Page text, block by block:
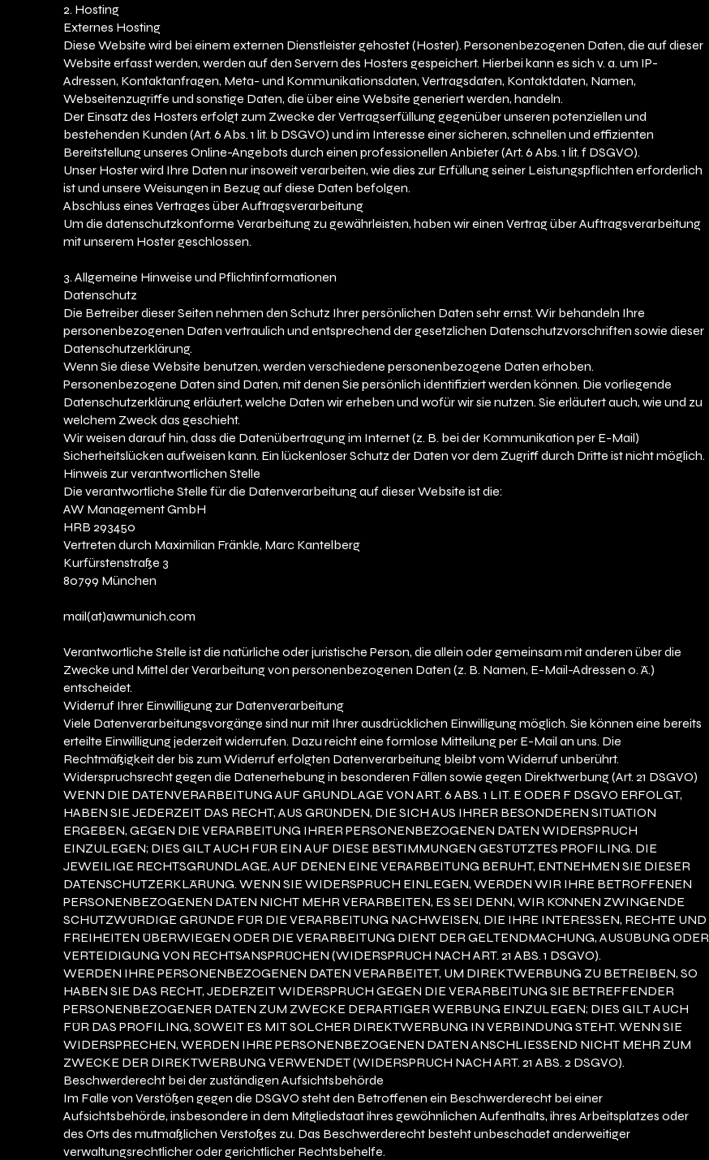
2. Hosting
Externes Hosting
Diese Website wird bei einem externen Dienstleister gehostet (Hoster). Personenbezogenen Daten, die auf dieser
Website erfasst werden, werden auf den Servern des Hosters gespeichert. Hierbei kann es sich v. a. um IP-
Adressen, Kontaktanfragen, Meta- und Kommunikationsdaten, Vertragsdaten, Kontaktdaten, Namen,
Webseitenzugriffe und sonstige Daten, die über eine Website generiert werden, handeln.
Der Einsatz des Hosters erfolgt zum Zwecke der Vertragserfüllung gegenüber unseren potenziellen und
bestehenden Kunden (Art. 6 Abs. 1 lit. b DSGVO) und im Interesse einer sicheren, schnellen und effizienten
Bereitstellung unseres Online-Angebots durch einen professionellen Anbieter (Art. 6 Abs. 1 lit. f DSGVO).
Unser Hoster wird Ihre Daten nur insoweit verarbeiten, wie dies zur Erfüllung seiner Leistungspflichten erforderlich
ist und unsere Weisungen in Bezug auf diese Daten befolgen.
Abschluss eines Vertrages über Auftragsverarbeitung
Um die datenschutzkonforme Verarbeitung zu gewährleisten, haben wir einen Vertrag über Auftragsverarbeitung
mit unserem Hoster geschlossen.
3. Allgemeine Hinweise und Pflichtinformationen
Datenschutz
Die Betreiber dieser Seiten nehmen den Schutz Ihrer persönlichen Daten sehr ernst. Wir behandeln Ihre
personenbezogenen Daten vertraulich und entsprechend der gesetzlichen Datenschutzvorschriften sowie dieser
Datenschutzerklärung.
Wenn Sie diese Website benutzen, werden verschiedene personenbezogene Daten erhoben.
Personenbezogene Daten sind Daten, mit denen Sie persönlich identifiziert werden können. Die vorliegende
Datenschutzerklärung erläutert, welche Daten wir erheben und wofür wir sie nutzen. Sie erläutert auch, wie und zu
welchem Zweck das geschieht.
Wir weisen darauf hin, dass die Datenübertragung im Internet (z. B. bei der Kommunikation per E-Mail)
Sicherheitslücken aufweisen kann. Ein lückenloser Schutz der Daten vor dem Zugriff durch Dritte ist nicht möglich.
Hinweis zur verantwortlichen Stelle
Die verantwortliche Stelle für die Datenverarbeitung auf dieser Website ist die:
​AW Management GmbH
HRB 293450
Vertreten durch Maximilian Fränkle, Marc Kantelberg
Kurfürstenstraße 3
80799 München
mail(at)awmunich.com
Verantwortliche Stelle ist die natürliche oder juristische Person, die allein oder gemeinsam mit anderen über die
Zwecke und Mittel der Verarbeitung von personenbezogenen Daten (z. B. Namen, E-Mail-Adressen o. Ä.)
entscheidet.
Widerruf Ihrer Einwilligung zur Datenverarbeitung
Viele Datenverarbeitungsvorgänge sind nur mit Ihrer ausdrücklichen Einwilligung möglich. Sie können eine bereits
erteilte Einwilligung jederzeit widerrufen. Dazu reicht eine formlose Mitteilung per E-Mail an uns. Die
Rechtmäßigkeit der bis zum Widerruf erfolgten Datenverarbeitung bleibt vom Widerruf unberührt.
Widerspruchsrecht gegen die Datenerhebung in besonderen Fällen sowie gegen Direktwerbung (Art. 21 DSGVO)
WENN DIE DATENVERARBEITUNG AUF GRUNDLAGE VON ART. 6 ABS. 1 LIT. E ODER F DSGVO ERFOLGT,
HABEN SIE JEDERZEIT DAS RECHT, AUS GRÜNDEN, DIE SICH AUS IHRER BESONDEREN SITUATION
ERGEBEN, GEGEN DIE VERARBEITUNG IHRER PERSONENBEZOGENEN DATEN WIDERSPRUCH
EINZULEGEN; DIES GILT AUCH FÜR EIN AUF DIESE BESTIMMUNGEN GESTÜTZTES PROFILING. DIE
JEWEILIGE RECHTSGRUNDLAGE, AUF DENEN EINE VERARBEITUNG BERUHT, ENTNEHMEN SIE DIESER
DATENSCHUTZERKLÄRUNG. WENN SIE WIDERSPRUCH EINLEGEN, WERDEN WIR IHRE BETROFFENEN
PERSONENBEZOGENEN DATEN NICHT MEHR VERARBEITEN, ES SEI DENN, WIR KÖNNEN ZWINGENDE
SCHUTZWÜRDIGE GRÜNDE FÜR DIE VERARBEITUNG NACHWEISEN, DIE IHRE INTERESSEN, RECHTE UND
FREIHEITEN ÜBERWIEGEN ODER DIE VERARBEITUNG DIENT DER GELTENDMACHUNG, AUSÜBUNG ODER
VERTEIDIGUNG VON RECHTSANSPRÜCHEN (WIDERSPRUCH NACH ART. 21 ABS. 1 DSGVO).
WERDEN IHRE PERSONENBEZOGENEN DATEN VERARBEITET, UM DIREKTWERBUNG ZU BETREIBEN, SO
HABEN SIE DAS RECHT, JEDERZEIT WIDERSPRUCH GEGEN DIE VERARBEITUNG SIE BETREFFENDER
PERSONENBEZOGENER DATEN ZUM ZWECKE DERARTIGER WERBUNG EINZULEGEN; DIES GILT AUCH
FÜR DAS PROFILING, SOWEIT ES MIT SOLCHER DIREKTWERBUNG IN VERBINDUNG STEHT. WENN SIE
WIDERSPRECHEN, WERDEN IHRE PERSONENBEZOGENEN DATEN ANSCHLIESSEND NICHT MEHR ZUM
ZWECKE DER DIREKTWERBUNG VERWENDET (WIDERSPRUCH NACH ART. 21 ABS. 2 DSGVO).
Beschwerderecht bei der zuständigen Aufsichtsbehörde
Im Falle von Verstößen gegen die DSGVO steht den Betroffenen ein Beschwerderecht bei einer
Aufsichtsbehörde, insbesondere in dem Mitgliedstaat ihres gewöhnlichen Aufenthalts, ihres Arbeitsplatzes oder
des Orts des mutmaßlichen Verstoßes zu. Das Beschwerderecht besteht unbeschadet anderweitiger
verwaltungsrechtlicher oder gerichtlicher Rechtsbehelfe.